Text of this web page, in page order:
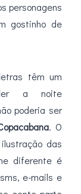
personagens
gostinho de
têm um
ler a noite
poderia ser
. O
das
diferente é
e-mails e